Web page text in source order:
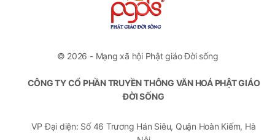
© 2026 - Mạng xã hội Phật giáo Đời sống
CÔNG TY CỔ PHẦN TRUYỀN THÔNG VĂN HOÁ PHẬT GIÁO
ĐỜI SỐNG
VP Đại diện: Số 46 Trương Hán Siêu, Quận Hoàn Kiếm, Hà